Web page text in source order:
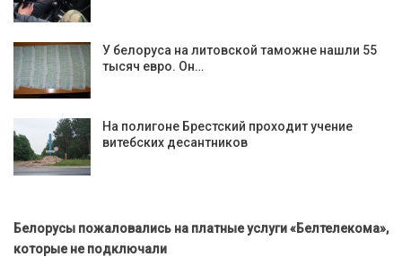
У белоруса на литовской таможне нашли 55
тысяч евро. Он…
На полигоне Брестский проходит учение
витебских десантников
Белорусы пожаловались на платные услуги «Белтелекома»,
которые не подключали